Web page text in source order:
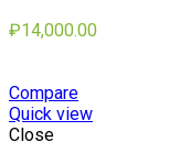
₽14,000.00
Compare
Quick view
Close